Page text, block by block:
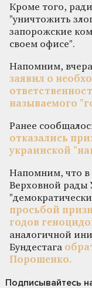
Кроме того,
"уничтожить
запорожские
своем офисе".
Напомним,
заявил о
называемого
Ранее
отказались
украинской
Напомним, что в
Верховной рады
просьбой
годов
аналогичной
Бундестага
Порошенко.
Подписывайтесь